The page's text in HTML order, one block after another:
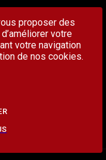
proposer des
votre
votre navigation
de nos cookies.